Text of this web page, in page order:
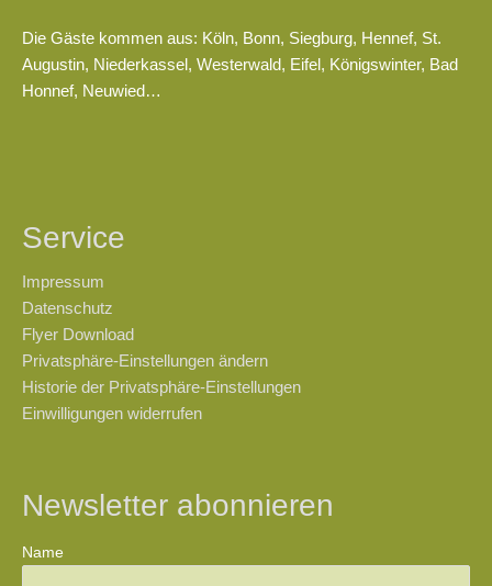
Die Gäste kommen aus: Köln, Bonn, Siegburg, Hennef, St.
Augustin, Niederkassel, Westerwald, Eifel, Königswinter, Bad
Honnef, Neuwied…
Service
Impressum
Datenschutz
Flyer Download
Privatsphäre-Einstellungen ändern
Historie der Privatsphäre-Einstellungen
Einwilligungen widerrufen
Newsletter abonnieren
Name